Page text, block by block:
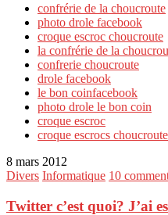
confrérie de la choucroute
photo drole facebook
croque escroc choucroute
la confrérie de la
confrerie choucroute
drole facebook
le bon coinfacebook
photo drole le bon coin
croque escroc
croque escrocs choucroute
8 mars 2012
Divers Informatique 10
Twitter c’est quoi? J’ai